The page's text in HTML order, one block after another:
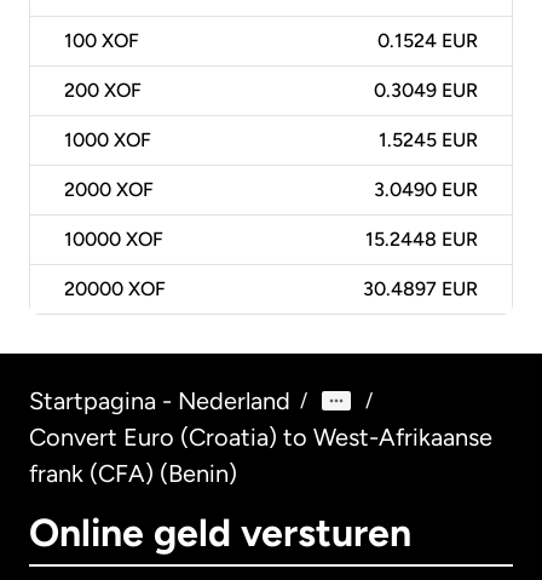
100 XOF 0.1524 EUR
200 XOF 0.3049 EUR
1000 XOF 1.5245 EUR
2000 XOF 3.0490 EUR
10000 XOF 15.2448 EUR
20000 XOF 30.4897 EUR
Startpagina - Nederland / /
Convert Euro (Croatia) to West-Afrikaanse
frank (CFA) (Benin)
Online geld versturen